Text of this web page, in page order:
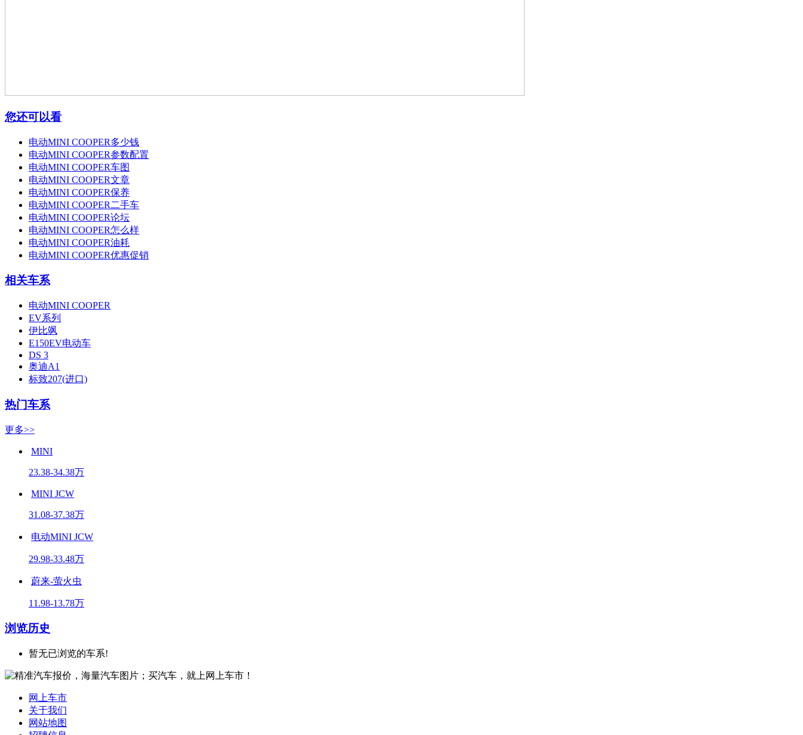
您还可以看
电动MINI COOPER多少钱
电动MINI COOPER参数配置
电动MINI COOPER车图
电动MINI COOPER文章
电动MINI COOPER保养
电动MINI COOPER二手车
电动MINI COOPER论坛
电动MINI COOPER怎么样
电动MINI COOPER油耗
电动MINI COOPER优惠促销
相关车系
电动MINI COOPER
EV系列
伊比飒
E150EV电动车
DS 3
奥迪A1
标致207(进口)
热门车系
更多>>
MINI
23.38-34.38万
MINI JCW
31.08-37.38万
电动MINI JCW
29.98-33.48万
蔚来-萤火虫
11.98-13.78万
浏览历史
暂无已浏览的车系!
网上车市
关于我们
网站地图